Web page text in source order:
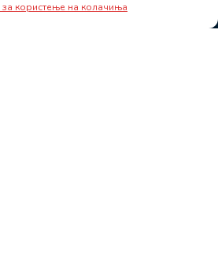
за користење на колачиња